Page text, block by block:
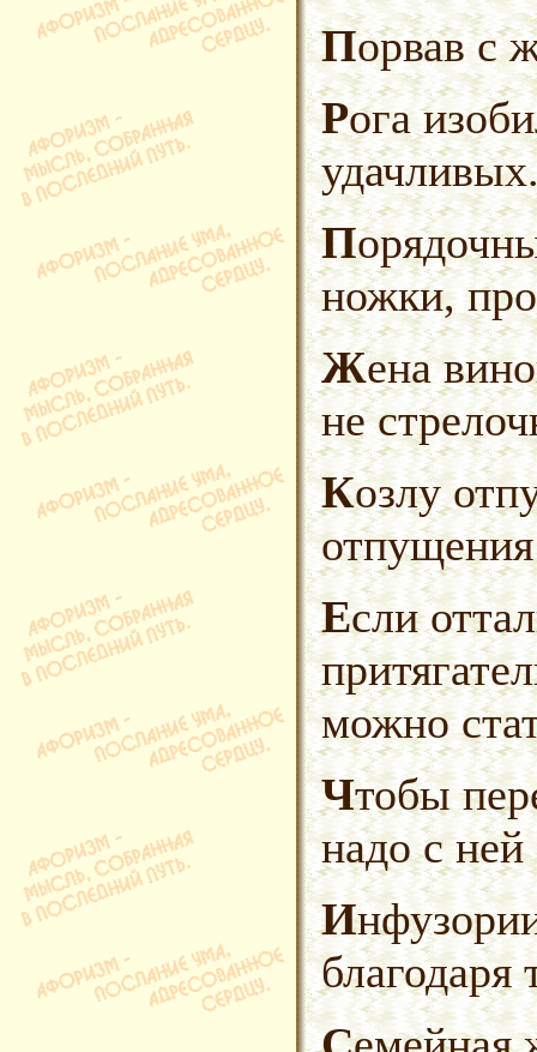
Порвав
Рога изобилия украшают головы
Порядочный человек, глядя на
ножки,
Жена виновата уже тем, что
не
Козлу отпущения козлом
Если отталкиваться от
можно
Чтобы переубедить женщину,
надо с ней
Инфузории запоминаются
благодаря